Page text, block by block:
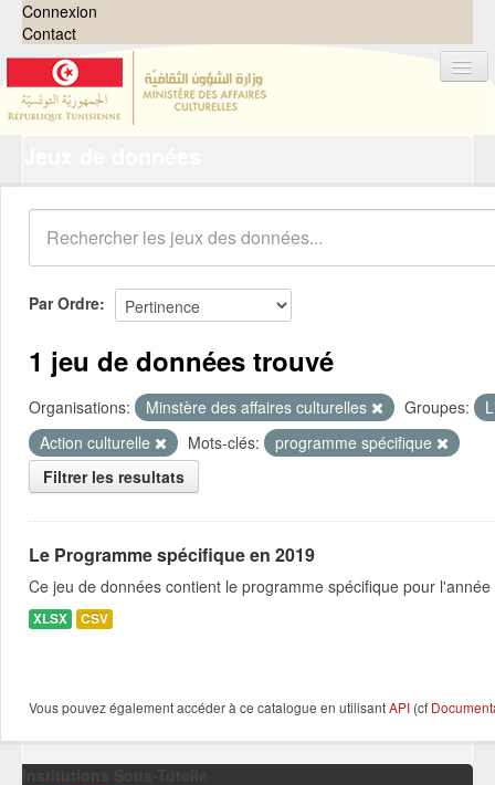
Connexion
Contact
Organisations
Groupes
Demandes 0
À propos
Par Ordre
1 jeu de données trouvé
Organisations: Minstère des affaires culturelles Groupes:
Action culturelle
Mots-clés:
programme spécifique
Filtrer les resultats
Le Programme spécifique en 2019
Ce jeu de données contient le programme spécifique pour
XLSX CSV
Vous pouvez également accéder à ce catalogue en utilisantAPI (cf